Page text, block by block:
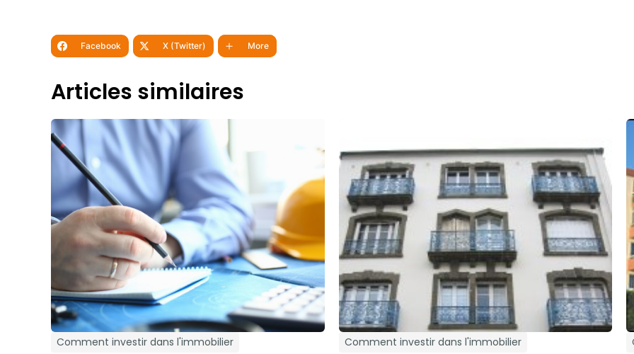
Facebook X (Twitter) More
Articles similaires
Comment investir dans l'immobilier Comment investir dans l'immobilier